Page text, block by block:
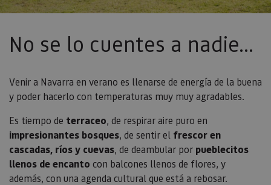
No se lo cuentes a nadie...
Venir a Navarra en verano es llenarse de energía de la buena
y poder hacerlo con temperaturas muy muy agradables.
Es tiempo de terraceo, de respirar aire puro en
impresionantes bosques, de sentir el frescor en
cascadas, ríos y cuevas, de deambular por pueblecitos
llenos de encanto con balcones llenos de flores, y
además, con una agenda cultural que está a rebosar.